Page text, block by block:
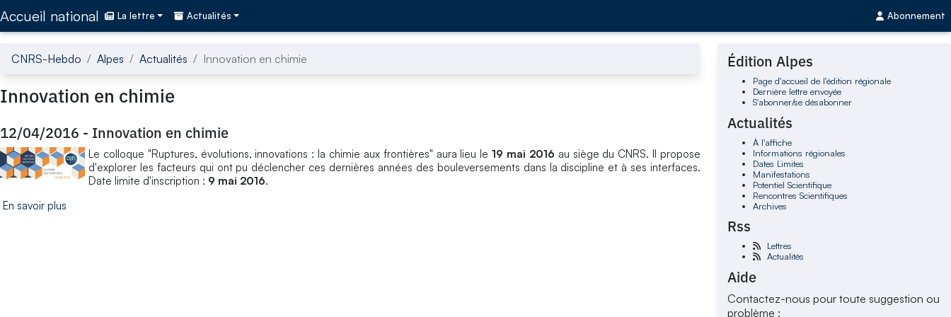
Accueil national La lettre Actualités Abonnement
CNRS-Hebdo Alpes Actualités Innovation en chimie
Innovation en chimie
12/04/2016 - Innovation en chimie
Le colloque "Ruptures, évolutions, innovations : la chimie aux frontières" aura lieu le19 mai 2016 au siège du CNRS. Il propose
d'explorer les facteurs qui ont pu déclencher ces dernières années des bouleversements dans la discipline et à ses interfaces.
Date limite d'inscription : 9 mai 2016.
En savoir plus
Édition Alpes
Page d'accueil de l'édition régionale
Dernière lettre envoyée
S'abonner/se désabonner
Actualités
À l'affiche
Informations régionales
Dates Limites
Manifestations
Potentiel Scientifique
Rencontres Scientifiques
Archives
Rss
Lettres
Actualités
Aide
Contactez-nous pour toute suggestion ou
problème :